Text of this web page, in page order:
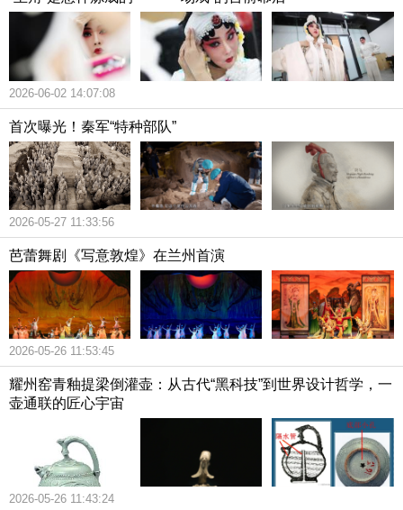
2026-06-02 14:07:08
首次曝光！秦军“特种部队”
2026-05-27 11:33:56
芭蕾舞剧《写意敦煌》在兰州首演
2026-05-26 11:53:45
耀州窑青釉提梁倒灌壶：从古代“黑科技”到世界设计哲学，一
壶通联的匠心宇宙
2026-05-26 11:43:24